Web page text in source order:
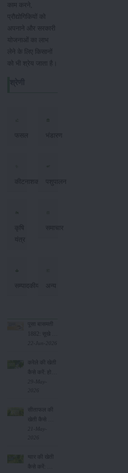
काम करने,
प्रौद्योगिकियों को
अपनाने और सरकारी
योजनाओं का लाभ
लेने के लिए किसानों
को भी श्रेय जाता है।
फसल भंडारण
कीटनाशक पशुपालन
कृषि
यंत्र
समाचार
सम्पादकीय अन्य
पूसा बासमती
1882: सूखे में
वाली भारत की
पहली सूखा-
सहिष्णु
बासमती किस्म
22-Jun-2026
करेले की खेती
कैसे करें: होगी
लाखों रुपए की
कमाई
29-May-
2026
सीताफल की
खेती कैसे करें:
होगी लाखों
रुपए की कमाई
21-May-
2026
ग्वार की खेती
कैसे करें: जानें